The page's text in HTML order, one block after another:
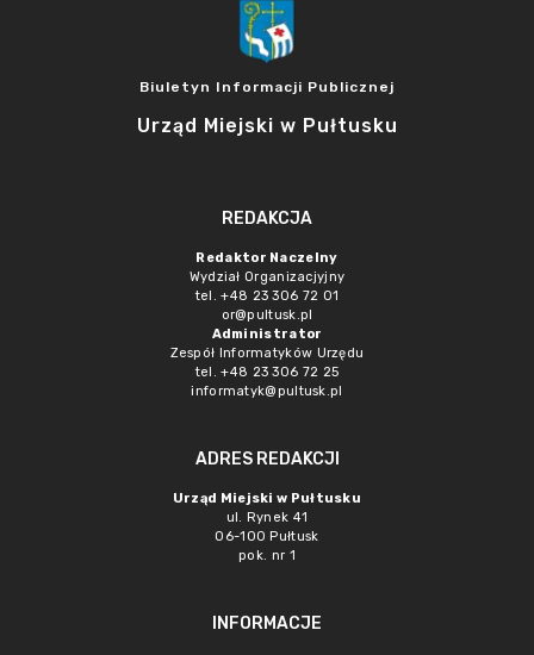
Biuletyn Informacji Publicznej
Urząd Miejski w Pułtusku
REDAKCJA
Redaktor Naczelny
Wydział Organizacjyjny
tel. +48 23 306 72 01
or@pultusk.pl
Administrator
Zespół Informatyków Urzędu
tel. +48 23 306 72 25
informatyk@pultusk.pl
ADRES REDAKCJI
Urząd Miejski w Pułtusku
ul. Rynek 41
06-100 Pułtusk
pok. nr 1
INFORMACJE